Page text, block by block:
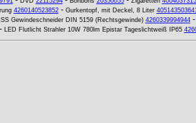
4260140523852- Gurkentopf, mit Deckel, 8 Liter
Gewindeschneider DIN 5159 (Rechtsgewinde) 4260339994944-
LED Flutlicht Strahler 10W 780lm Epistar Tageslichtweiß IP65